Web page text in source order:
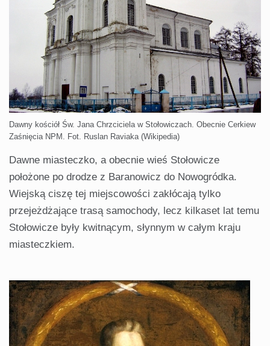
Dawny kościół Św. Jana Chrzciciela w Stołowiczach. Obecnie Cerkiew
Zaśnięcia NPM. Fot. Ruslan Raviaka (Wikipedia)
Dawne miasteczko, a obecnie wieś Stołowicze
położone po drodze z Baranowicz do Nowogródka.
Wiejską ciszę tej miejscowości zakłócają tylko
przejeżdżające trasą samochody, lecz kilkaset lat temu
Stołowicze były kwitnącym, słynnym w całym kraju
miasteczkiem.